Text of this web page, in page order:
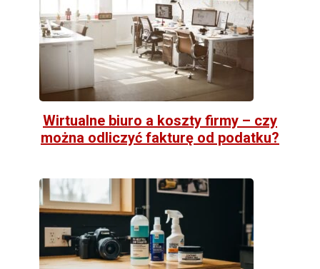
Wirtualne biuro a koszty firmy – czy
można odliczyć fakturę od podatku?